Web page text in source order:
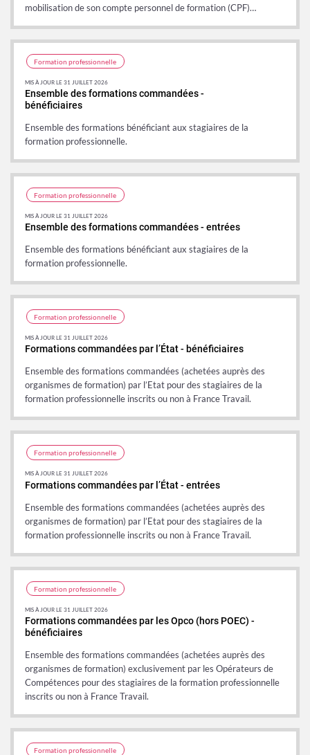
mobilisation de son compte personnel de formation (CPF)…
Ensemble des formations commandées -
bénéficiaires
Ensemble des formations bénéficiant aux stagiaires de la
formation professionnelle.
Formation professionnelle
MIS À JOUR LE 31 JUILLET 2026
Ensemble des formations commandées - entrées
Ensemble des formations bénéficiant aux stagiaires de la
formation professionnelle.
Formation professionnelle
MIS À JOUR LE 31 JUILLET 2026
Formations commandées par l’État - bénéficiaires
Ensemble des formations commandées (achetées auprès des
organismes de formation) par l’Etat pour des stagiaires de la
formation professionnelle inscrits ou non à France Travail.
Formation professionnelle
MIS À JOUR LE 31 JUILLET 2026
Formations commandées par l’État - entrées
Ensemble des formations commandées (achetées auprès des
organismes de formation) par l’Etat pour des stagiaires de la
formation professionnelle inscrits ou non à France Travail.
Formation professionnelle
MIS À JOUR LE 31 JUILLET 2026
Formations commandées par les Opco (hors POEC) -
bénéficiaires
Ensemble des formations commandées (achetées auprès des
organismes de formation) exclusivement par les Opérateurs de
Compétences pour des stagiaires de la formation professionnelle
inscrits ou non à France Travail.
Formation professionnelle
MIS À JOUR LE 31 JUILLET 2026
Formation professionnelle